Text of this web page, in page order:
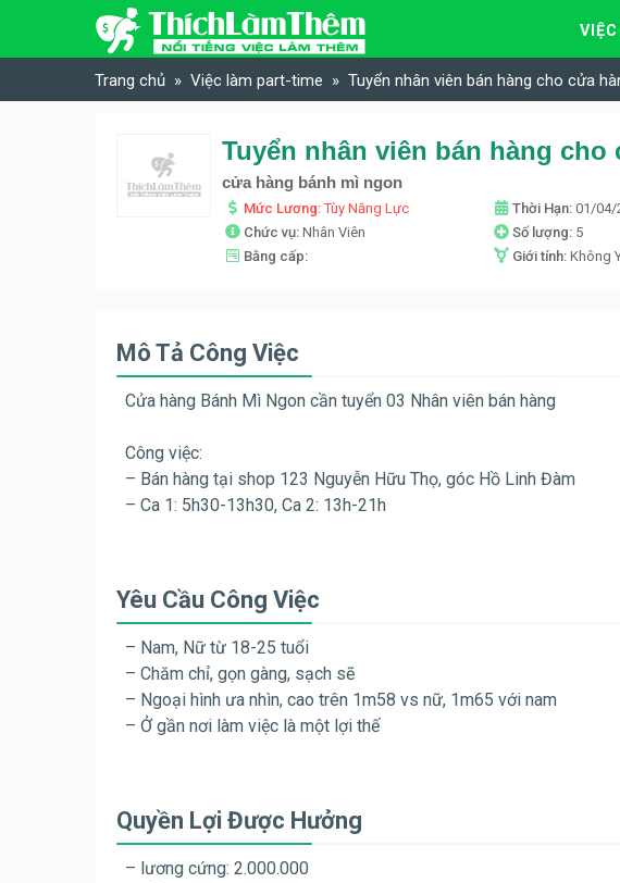
Skip to content
Trang chủ Việc làm part-time Tuyển nhân viên bán hàng cho cửa
Tuyển nhân viên bán hàng
cửa hàng bánh mì ngon
Mức Lương:Tùy Năng Lực Thời Hạn: 01/04/
Chức vụ: Nhân Viên Số lượng: 5
Bằng cấp:
Giới tính: Không
Mô Tả Công Việc
Cửa hàng Bánh Mì Ngon cần tuyển 03 Nhân viên bán hàng
Công việc:
– Bán hàng tại shop 123 Nguyễn Hữu Thọ, góc Hồ Linh Đàm
– Ca 1: 5h30-13h30, Ca 2: 13h-21h
Yêu Cầu Công Việc
– Nam, Nữ từ 18-25 tuổi
– Chăm chỉ, gọn gàng, sạch sẽ
– Ngoại hình ưa nhìn, cao trên 1m58 vs nữ, 1m65 với nam
– Ở gần nơi làm việc là một lợi thế
Quyền Lợi Được Hưởng
– lương cứng: 2.000.000